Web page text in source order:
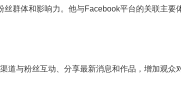
群体和影响力。他与Facebook平台的关联主要
道与粉丝互动、分享最新消息和作品，增加观众